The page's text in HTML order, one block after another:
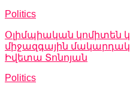
Politics
Օլիմպիական կոմիտեն
միջազգային
Իվետա Տոնոյան
Politics